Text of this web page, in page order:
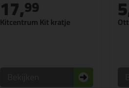
Kitcentrum Kit kratje
17,99